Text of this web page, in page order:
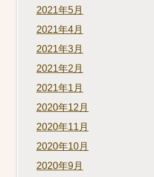
2021年5月
2021年4月
2021年3月
2021年2月
2021年1月
2020年12月
2020年11月
2020年10月
2020年9月